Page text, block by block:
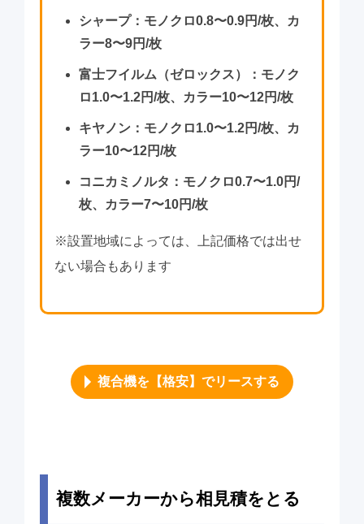
シャープ：モノクロ0.8〜0.9円/枚、カ
ラー8〜9円/枚
富士フイルム（ゼロックス）：モノク
ロ1.0〜1.2円/枚、カラー10〜12円/枚
キヤノン：モノクロ1.0〜1.2円/枚、カ
ラー10〜12円/枚
コニカミノルタ：モノクロ0.7〜1.0円/
枚、カラー7〜10円/枚
※設置地域によっては、上記価格では出せ
ない場合もあります
複合機を【格安】でリースする
複数メーカーから相見積をとる